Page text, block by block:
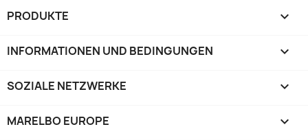
PRODUKTE 
INFORMATIONEN UND BEDINGUNGEN 
SOZIALE NETZWERKE 
MARELBO EUROPE 